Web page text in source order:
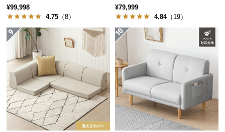
客
様
サ
ポ
ト
お
知
¥99,998
4.75 （8）
¥79,999
4.84（19）